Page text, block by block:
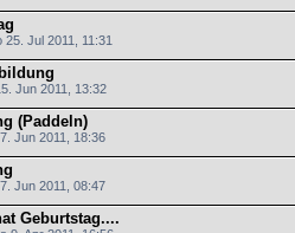
25. Jul 2011, 11:31
Jun 2011, 13:32
(Paddeln)
Jun 2011, 18:36
Jun 2011, 08:47
Geburtstag....